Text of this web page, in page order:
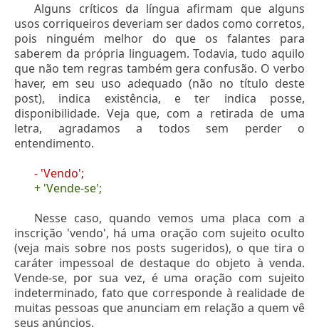
Alguns críticos da língua afirmam que alguns
usos corriqueiros deveriam ser dados como corretos,
pois ninguém melhor do que os falantes para
saberem da própria linguagem. Todavia, tudo aquilo
que não tem regras também gera confusão. O verbo
haver, em seu uso adequado (não no título deste
post), indica existência, e ter indica posse,
disponibilidade. Veja que, com a retirada de uma
letra, agradamos a todos sem perder o
entendimento.
- 'Vendo';
+ 'Vende-se';
Nesse caso, quando vemos uma placa com a
inscrição 'vendo', há uma oração com sujeito oculto
(veja mais sobre nos posts sugeridos), o que tira o
caráter impessoal de destaque do objeto à venda.
Vende-se, por sua vez, é uma oração com sujeito
indeterminado, fato que corresponde à realidade de
muitas pessoas que anunciam em relação a quem vê
seus anúncios.